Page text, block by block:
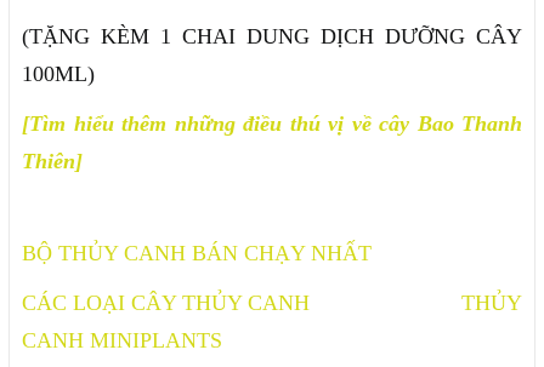
(TẶNG KÈM 1 CHAI DUNG DỊCH DƯỠNG CÂY
100ML)
[Tìm hiểu thêm những điều thú vị về cây Bao Thanh
Thiên]
BỘ THỦY CANH BÁN CHẠY NHẤT
CÁC LOẠI CÂY THỦY CANH
THỦY
CANH MINIPLANTS